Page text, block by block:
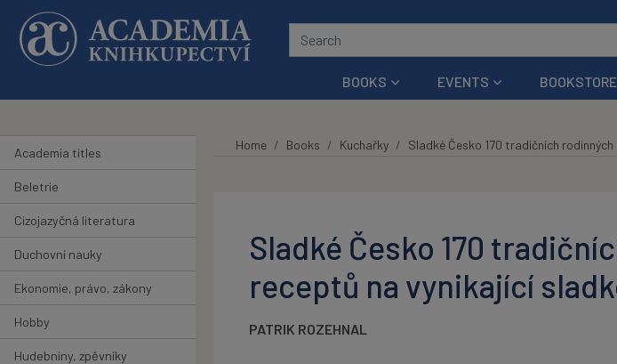
Skip to main content
BOOKS EVENTS BOOKSTORE
Academia titles
Beletrie
Cizojazyčná literatura
Duchovní nauky
Ekonomie, právo, zákony
Hobby
Hudebniny, zpěvníky
Home Books Kuchařky Sladké Česko 170 tradičních
Sladké Česko 170
receptů na vynikající
PATRIK ROZEHNAL